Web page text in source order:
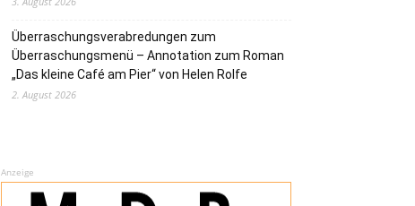
Überraschungsverabredungen zum
Überraschungsmenü – Annotation zum Roman
„Das kleine Café am Pier“ von Helen Rolfe
2. August 2026
Anzeige